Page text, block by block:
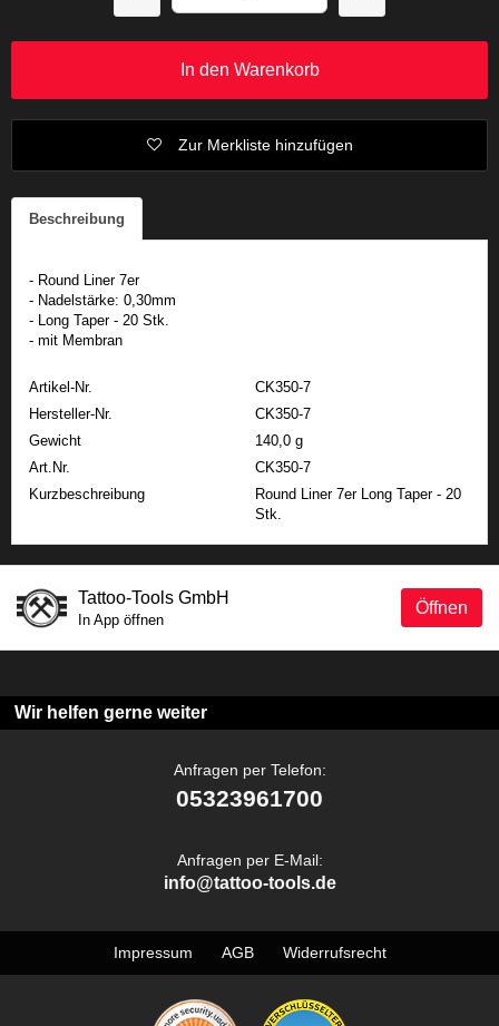
In den Warenkorb
Zur Merkliste hinzufügen
Beschreibung
- Round Liner 7er
- Nadelstärke: 0,30mm
- Long Taper - 20 Stk.
- mit Membran
Artikel-Nr.
CK350-7
Hersteller-Nr.
CK350-7
Gewicht
140,0 g
Art.Nr.
CK350-7
Kurzbeschreibung
Round Liner 7er Long Taper - 20
Stk.
Öffnen
Tattoo-Tools GmbH
In App öffnen
Wir helfen gerne weiter
Anfragen per Telefon:
05323961700
Anfragen per E-Mail:
info@tattoo-tools.de
Impressum AGB Widerrufsrecht